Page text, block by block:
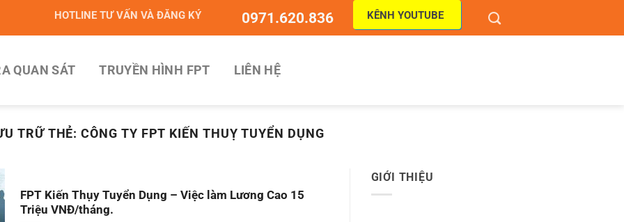
HOTLINE TƯ VẤN VÀ ĐĂNG KÝ 0971.620.836 KÊNH YOUTUBE
QUAN SÁT TRUYỀN HÌNH FPT LIÊN HỆ
TRỮ THẺ:CÔNG TY FPT KIẾN THUỴ TUYỂN DỤNG
FPT Kiến Thụy Tuyển Dụng – Việc làm Lương Cao 15
Triệu VNĐ/tháng.
GIỚI THIỆU